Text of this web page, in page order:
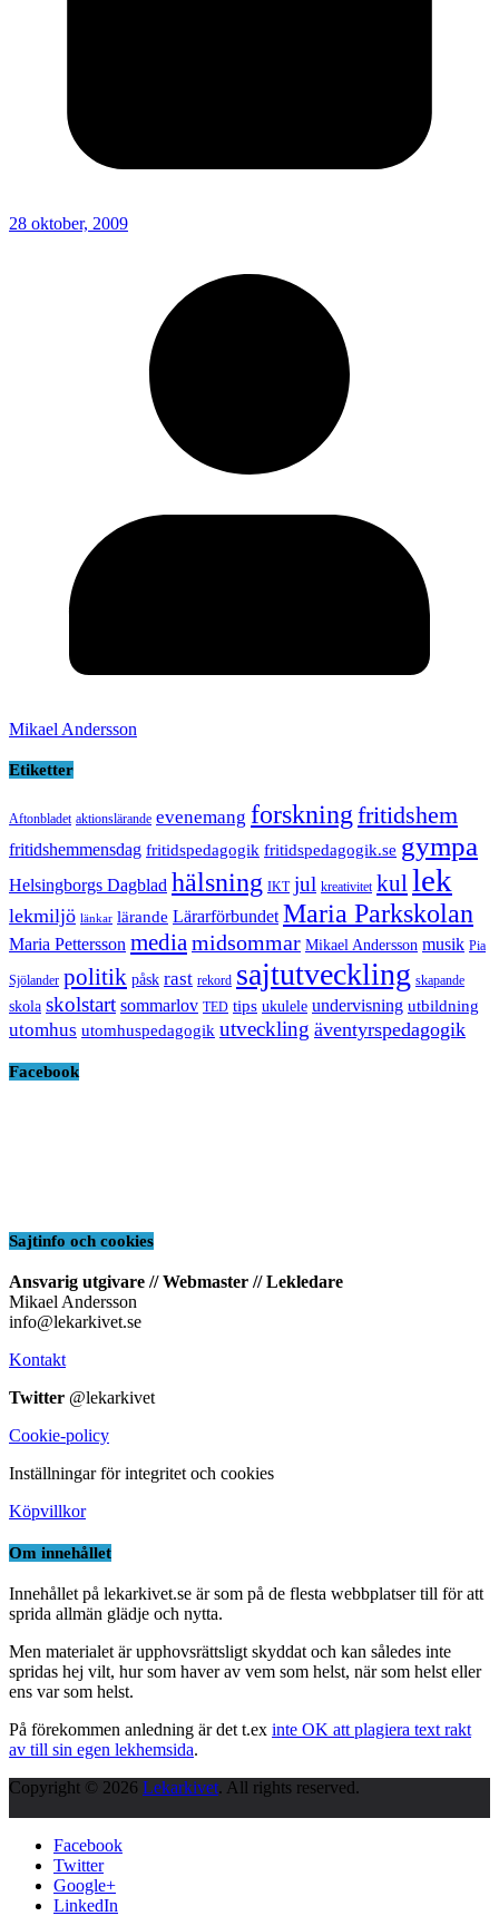
28 oktober, 2009
Mikael Andersson
Etiketter
Aftonbladet aktionslärande evenemang forskningfritidshem
fritidshemmensdag fritidspedagogik fritidspedagogik.se gympa
Helsingborgs Dagblad hälsning IKT jul kreativitet kul lek
lekmiljö länkar lärande Lärarförbundet Maria Parkskolan
Maria Pettersson mediamidsommar Mikael Andersson musik Pia
Sjölander politik påsk rast rekord sajtutveckling skapande
skola skolstart sommarlov TED tips ukulele undervisning utbildning
utomhus utomhuspedagogik utveckling äventyrspedagogik
Facebook
Sajtinfo och cookies
Ansvarig utgivare // Webmaster // Lekledare
Mikael Andersson
info@lekarkivet.se
Kontakt
Twitter @lekarkivet
Cookie-policy
Inställningar för integritet och cookies
Köpvillkor
Om innehållet
Innehållet på lekarkivet.se är som på de flesta webbplatser till för att
sprida allmän glädje och nytta.
Men materialet är upphovsrättsligt skyddat och kan således inte
spridas hej vilt, hur som haver av vem som helst, när som helst eller
ens var som helst.
På förekommen anledning är det t.ex inte OK att plagiera text rakt
av till sin egen lekhemsida.
Copyright © 2026 Lekarkivet. All rights reserved.
Facebook
Twitter
Google+
LinkedIn